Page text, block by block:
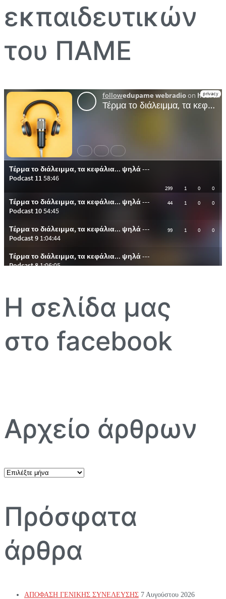
εκπαιδευτικών
του ΠΑΜΕ
Η σελίδα μας
στο facebook
Αρχείο άρθρων
Αρχείο
Πρόσφατα
άρθρα
ΑΠΟΦΑΣΗ ΓΕΝΙΚΗΣ ΣΥΝΕΛΕΥΣΗΣ 7 Αυγούστου 2026